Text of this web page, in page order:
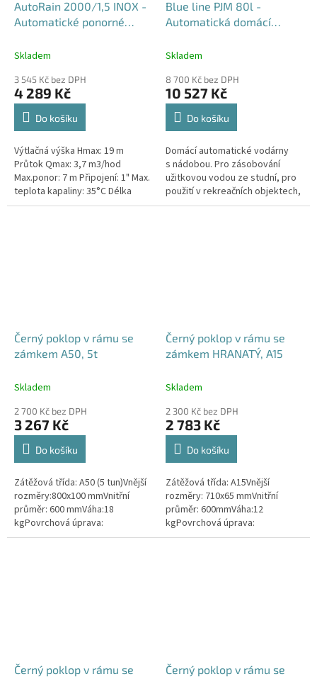
AutoRain 2000/1,5 INOX -
Automatické ponorné
nádrže
Skladem
3 545 Kč bez DPH
4 289 Kč
Do košíku
Výtlačná výška Hmax: 19 m
Průtok Qmax: 3,7 m3/hod
Max.ponor: 7 m Připojení: 1" Max.
teplota kapaliny: 35°C Délka
kabelu: 10 m
Blue line PJM 80l -
Automatická domácí
Skladem
8 700 Kč bez DPH
10 527 Kč
Do košíku
Domácí automatické vodárny
s nádobou. Pro zásobování
užitkovou vodou ze studní, pro
použití v rekreačních objektech,
na zahradách a pro zavlažování.
Černý poklop v rámu se
zámkem A50, 5t
Skladem
2 700 Kč bez DPH
3 267 Kč
Do košíku
Zátěžová třída: A50 (5 tun)Vnější
rozměry:800x100 mmVnitřní
průměr: 600 mmVáha:18
kgPovrchová úprava:
protiskluzBarva: černáPoklop je
Černý poklop v rámu se
zámkem HRANATÝ, A15
Skladem
2 300 Kč bez DPH
2 783 Kč
Do košíku
Zátěžová třída: A15Vnější
rozměry: 710x65 mmVnitřní
průměr: 600mmVáha:12
kgPovrchová úprava:
protiskluzBarva: černá / černo-
Černý poklop v rámu se
Černý poklop v rámu se